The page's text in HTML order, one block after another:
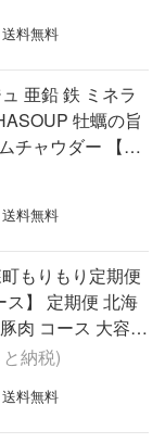
存
送料無料
亜鉛 鉄 ミネラ
牡蠣の旨
チャウダー 【30
イント消化
送料無料
もりもり定期便
】 定期便 北海
肉 コース 大容量
森町
納税)
送料無料